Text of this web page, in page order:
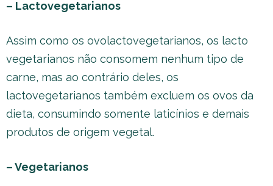
– Lactovegetarianos
Assim como os ovolactovegetarianos, os lacto
vegetarianos não consomem nenhum tipo de
carne, mas ao contrário deles, os
lactovegetarianos também excluem os ovos da
dieta, consumindo somente laticínios e demais
produtos de origem vegetal.
– Vegetarianos